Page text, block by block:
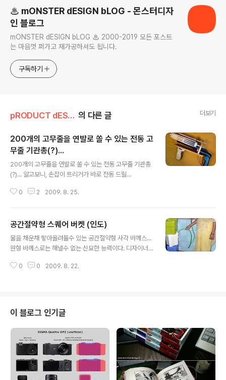
♨ mONSTER dESIGN bLOG - 몬스터디자
인 블로그
mONSTER dESIGN bLOG ♨ 2000-2019 모든 포스트
는 마음껏 퍼가고 재가공하셔도 됩니다.
구독하기
pRODUCT dESIGN 의 다른 글 더보기
200개의 고무줄을 연발로 쏠 수 있는 전동 고
무줄 기관총(?)...
200개의 고무줄을 연발로 쏠 수 있는 전동 고무줄 기관총
(?)... 알고보니, 손잡이 트리거가 바로 전동 드릴...
0 2 2009. 8. 25.
공간절약형 스퀘어 버켓 (인도)
물을 채운채 쌓아올려둘수 있는 공간절약형 사각 바께스...
원형 바께스로는 해낼수 없는 신묘한 능력이다. 디자이너 :
businessweek.com/ss/09/07/0729_IDEA_awar
0 0 2009. 8. 22.
이 블로그 인기글